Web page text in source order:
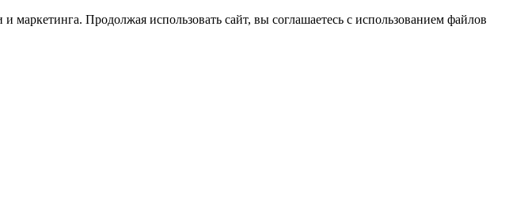
маркетинга. Продолжая использовать сайт, вы соглашаетесь с использованием файлов